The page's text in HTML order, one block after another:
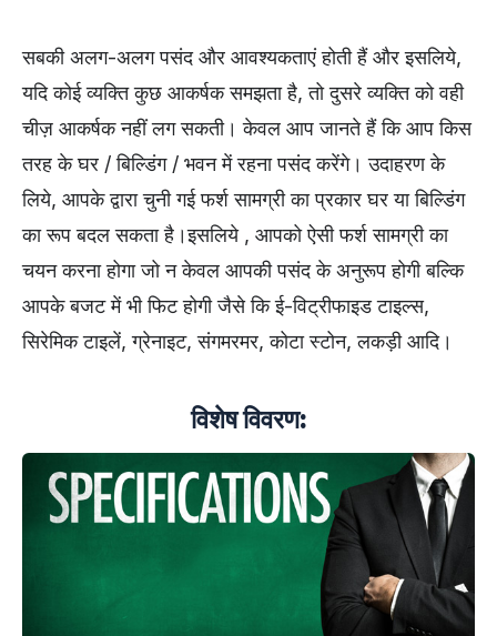
सबकी अलग-अलग पसंद और आवश्यकताएं होती हैं और इसलिये,
यदि कोई व्यक्ति कुछ आकर्षक समझता है, तो दुसरे व्यक्ति को वही
चीज़ आकर्षक नहीं लग सकती। केवल आप जानते हैं कि आप किस
तरह के घर / बिल्डिंग / भवन में रहना पसंद करेंगे। उदाहरण के
लिये, आपके द्वारा चुनी गई फर्श सामग्री का प्रकार घर या बिल्डिंग
का रूप बदल सकता है।इसलिये , आपको ऐसी फर्श सामग्री का
चयन करना होगा जो न केवल आपकी पसंद के अनुरूप होगी बल्कि
आपके बजट में भी फिट होगी जैसे कि ई-विट्रीफाइड टाइल्स,
सिरेमिक टाइलें, ग्रेनाइट, संगमरमर, कोटा स्टोन, लकड़ी आदि।
विशेष विवरण: